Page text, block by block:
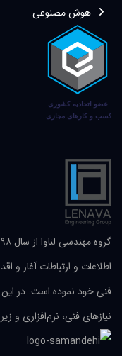
هوش مصنوعی
اطلاعات و ارتباطات آغاز
فنی خود نموده است. در این
نیازهای فنی، نرم‌افزاری و